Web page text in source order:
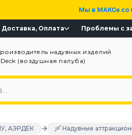
Мы в МАКСе
Доставка, Оплата Проблемы с
надувных изделий
(воздушная палуба)
АЭРДЕК 🛶 Надувные